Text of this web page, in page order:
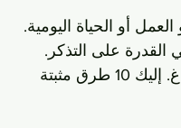
أو الحياة اليومية.
على التذكر.
لحسن الحظ، هناك العديد من الطرق الفعالة لتحسين الذاكرة وتعزيز أداء الدماغ. إليك 10 طرق مثبتة